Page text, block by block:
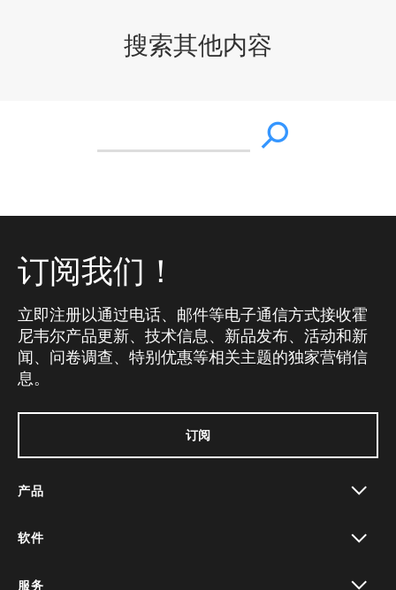
搜索其他内容
订阅我们！
立即注册以通过电话、邮件等电子通信方式接收霍
尼韦尔产品更新、技术信息、新品发布、活动和新
闻、问卷调查、特别优惠等相关主题的独家营销信
息。
订阅
产品
软件
服务